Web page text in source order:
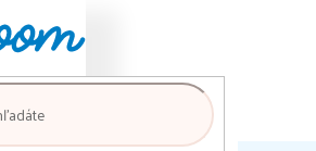
košík